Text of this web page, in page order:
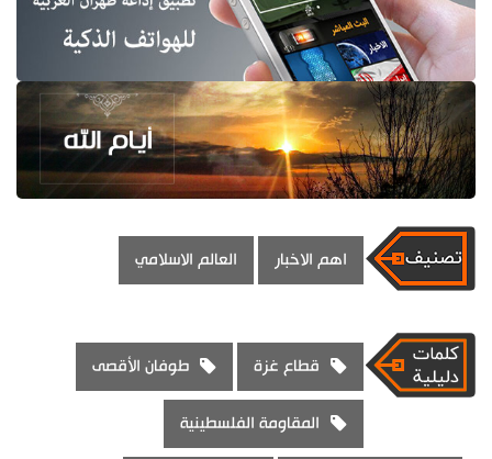
اهم الاخبار العالم الاسلامي
قطاع غزة طوفان الأقصى
المقاومة الفلسطينية